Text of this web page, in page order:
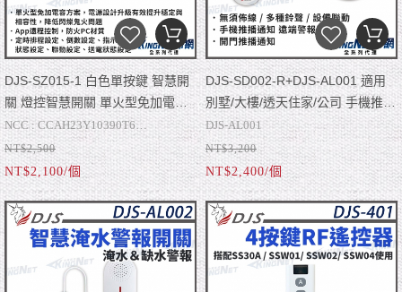
■ 尺寸：單聯，118mm×74mm×35m
DJS-SZ015-1 白色單按鍵 智慧開
關 燈控智慧開關 單火型免加電容
單火型無需中性線 無需中性線也能
安裝 帝網 KingNet (如缺貨已新版
寄出)
NCC : CCAH23Y10390T6
■ 最新單火型免加電容方案，電源設
計升級有效提升穩定性與相容性，有
效降低閃爍鬼火問題。
■ 無線協議：Zigbee
■ 額定電壓：
AC110~240V(50Hz/60Hz)，額定電
流：最大16A
■ 開關類型：微動開關、繼電器方案
■ 面板類型：時尚美學設計，防火PC
■ 定時排程設定、倒數設定、指示燈
狀態設定、聯動設定、送電狀態設定
■ APP：Smart Life
NT$2,500
NT$2,100/個
DJS-SD002-R+DJS-AL001 適用
別墅/大樓/透天住家/公司 手機推播
通知 遠端警報器響鈴 開門推播通
知 關門推播通知 帝網 KingNet
DJS-AL001
-警報開關本身會發出警報聲，有效嚇
阻闖入的小偷
-手機推播通知，能在第一時間收到防
盜警報
-可聯動其他IoT產品
-NCC:CCAH23Y10440T8
-手機推播通知，音量可調
-燈光+聲音/聲音/燈光三種模式切換
NT$3,200
NT$2,400/個